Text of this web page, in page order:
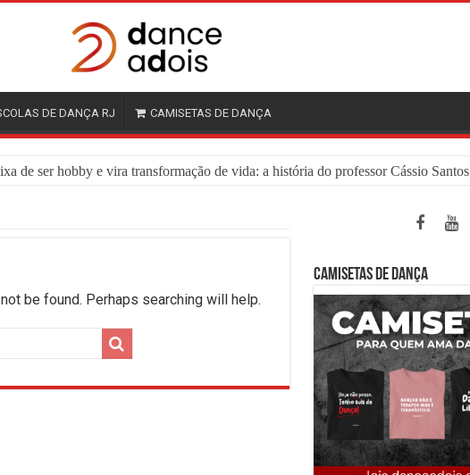
DE DANÇA RJ CAMISETAS DE DANÇA
de ser hobby e vira transformação de vida: a história do professor Cássio Santos
be found. Perhaps searching will help.
CAMISETAS DE DANÇA